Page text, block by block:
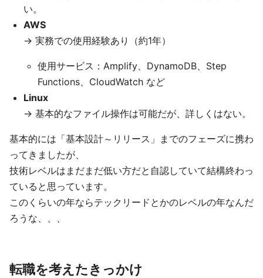
い。
AWS
→ 実務での使用経験あり（約1年）
使用サービス：Amplify、DynamoDB、Step
Functions、CloudWatch など
Linux
→ 基本的なファイル操作は可能だが、詳しくはない。
基本的には「基本設計～リリース」までのフェーズに携わ
ってきましたが、
技術レベルはまだまだ低い方だと自認していて結構終わっ
ていると思っています。
このくらいの年ならテックリードとかのレベルの年なんだ
ろうな、、、
転職を考えたきっかけ